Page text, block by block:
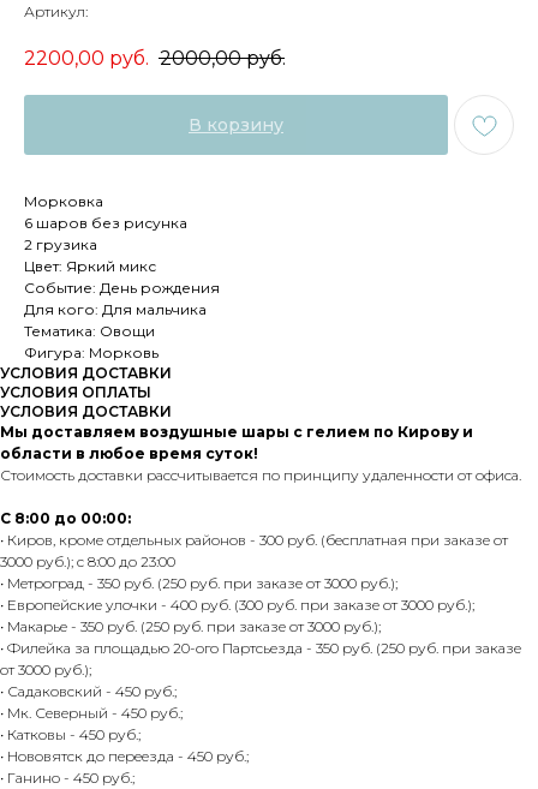
Артикул:
2200,00 руб. 2000,00 руб.
В корзину
Морковка
6 шаров без рисунка
2 грузика
Цвет: Яркий микс
Событие: День рождения
Для кого: Для мальчика
Тематика: Овощи
Фигура: Морковь
УСЛОВИЯ ДОСТАВКИ
УСЛОВИЯ ОПЛАТЫ
УСЛОВИЯ ДОСТАВКИ
Мы доставляем воздушные шары с гелием по Кирову и
области в любое время суток!
Стоимость доставки рассчитывается по принципу удаленности от офиса.
С 8:00 до 00:00:
• Киров, кроме отдельных районов - 300 руб. (бесплатная при заказе от
3000 руб.); с 8:00 до 23:00
• Метроград - 350 руб. (250 руб. при заказе от 3000 руб.);
• Европейские улочки - 400 руб. (300 руб. при заказе от 3000 руб.);
• Макарье - 350 руб. (250 руб. при заказе от 3000 руб.);
• Филейка за площадью 20-ого Партсьезда - 350 руб. (250 руб. при заказе
от 3000 руб.);
• Садаковский - 450 руб.;
• Мк. Северный - 450 руб.;
• Катковы - 450 руб.;
• Нововятск до переезда - 450 руб.;
• Ганино - 450 руб.;